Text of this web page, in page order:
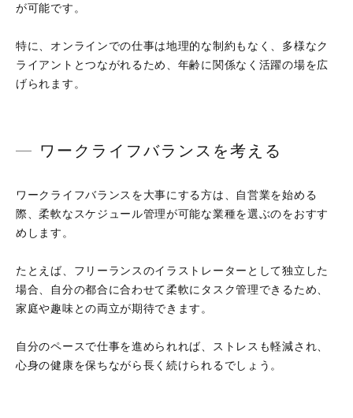
が可能です。
特に、オンラインでの仕事は地理的な制約もなく、多様なク
ライアントとつながれるため、年齢に関係なく活躍の場を広
げられます。
ワークライフバランスを考える
ワークライフバランスを大事にする方は、自営業を始める
際、柔軟なスケジュール管理が可能な業種を選ぶのをおすす
めします。
たとえば、フリーランスのイラストレーターとして独立した
場合、自分の都合に合わせて柔軟にタスク管理できるため、
家庭や趣味との両立が期待できます。
自分のペースで仕事を進められれば、ストレスも軽減され、
心身の健康を保ちながら長く続けられるでしょう。